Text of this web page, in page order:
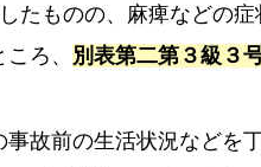
たものの、麻痺などの
ろ、
別表第二第３級３
故前の生活状況などを